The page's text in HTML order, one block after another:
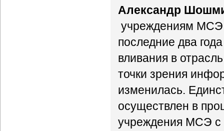
Александр
учреждениям МСЭ
последние два
вливания в
точки зрения
изменилась.
осуществлен в
учреждения МСЭ